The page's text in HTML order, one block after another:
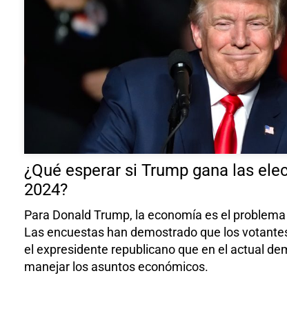
¿Qué esperar si Trump gana las
2024?
Para Donald Trump, la economía es el
Las encuestas han demostrado que los
el expresidente republicano que en el actual
manejar los asuntos económicos.